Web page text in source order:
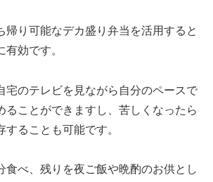
帰り可能なデカ盛り弁当を活用すると
効です。
宅のテレビを見ながら自分のペースで
ることができますし、苦しくなったら
ることも可能です。
食べ、残りを夜ご飯や晩酌のお供とし